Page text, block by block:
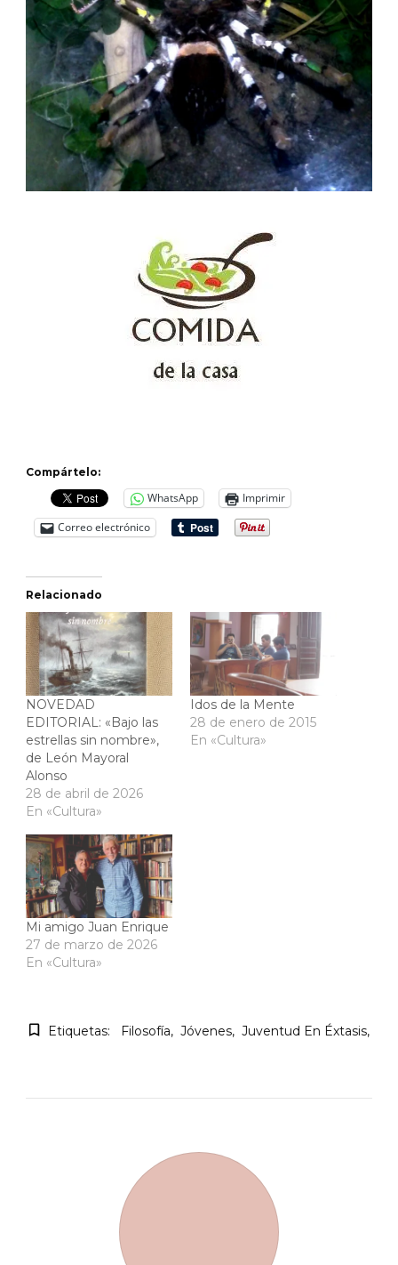
Compártelo:
WhatsApp
Imprimir
Correo electrónico
Relacionado
NOVEDAD
EDITORIAL: «Bajo las
estrellas sin nombre»,
de León Mayoral
Alonso
28 de abril de 2026
En «Cultura»
Idos de la Mente
28 de enero de 2015
En «Cultura»
Mi amigo Juan Enrique
27 de marzo de 2026
En «Cultura»
Etiquetas: Filosofía Jóvenes Juventud En Éxtasis